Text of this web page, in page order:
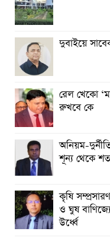
দুবাইয়ে
রেল খেকো
রুখবে কে
অনিয়ম-
শূন্য থেকে
কৃষি
ও ঘুষ
উর্ধ্বে